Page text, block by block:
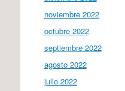
noviembre 2022
octubre 2022
septiembre 2022
agosto 2022
julio 2022